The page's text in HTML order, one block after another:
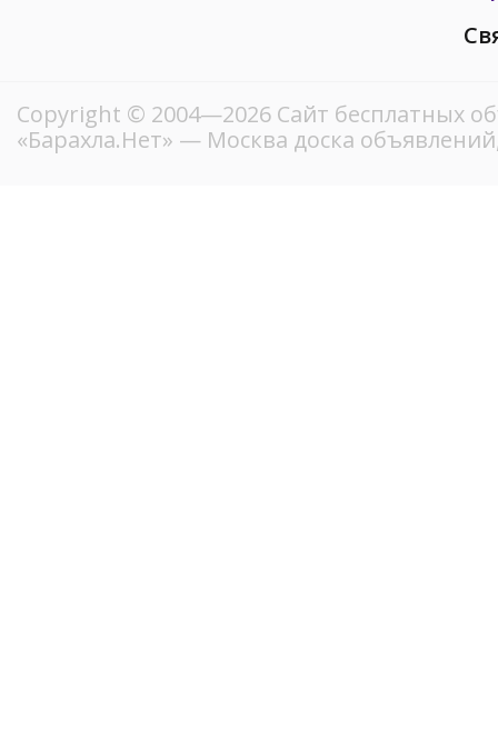
Copyright © 2004—2026 Сайт бесплатных
«Барахла.Нет» — Москва доска